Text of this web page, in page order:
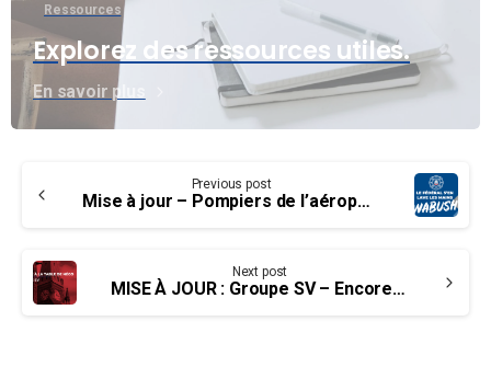
Ressources
Explorez des ressources utiles.
En savoir plus
Reading
Previous post
Mise à jour – Pompiers de l’aéroport de Wabush
Next post
MISE À JOUR : Groupe SV – Encore à la table de négo